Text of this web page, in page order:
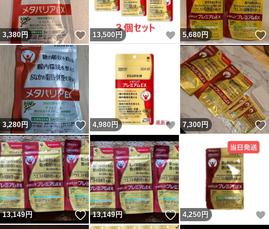
3,380円 いいね！
13,500 円 いいね！
5,680円
3,280円 いいね！
4,980 円 いいね！
7,300円
13,149円 いいね！
13,149円 いいね！
4,250 円